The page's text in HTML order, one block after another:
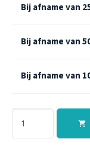
Bij afname van
Bij afname van
Bij afname van
shopping_cart